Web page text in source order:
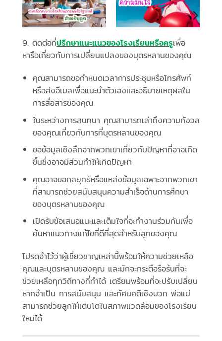
9. ติดต่อที่ปรึกษาแนะแนวของโรงเรียนหรือครูเพื่อ
หารือเกี่ยวกับการเปลี่ยนแปลงของบุตรหลานของคุณ
คุณสามารถขอกำหนดเวลาการประชุมหรือโทรศัพท์
หรือส่งอีเมลเพื่อแนะนำตัวเองและอธิบายเหตุผลใน
การสื่อสารของคุณ
ในระหว่างการสนทนา คุณสามารถเล่าถึงความกังวล
ของคุณเกี่ยวกับการที่บุตรหลานของคุณ
ขอข้อมูลเชิงลึกจากพวกเขาเกี่ยวกับปัญหาที่อาจเกิด
ขึ้นซึ่งอาจมีส่วนทำให้เกิดปัญหา
คุณอาจขอกลยุทธ์หรือแหล่งข้อมูลเฉพาะจากพวกเขา
ที่สามารถช่วยสนับสนุนความสำเร็จด้านการศึกษา
ของบุตรหลานของคุณ
เปิดรับข้อเสนอแนะและเต็มใจที่จะทำงานร่วมกันเพื่อ
ค้นหาแนวทางแก้ไขที่ดีที่สุดสำหรับลูกของคุณ
โปรดจำไว้ว่าผู้เชี่ยวชาญเหล่านี้พร้อมให้ความช่วยเหลือ
คุณและบุตรหลานของคุณ และมักจะกระตือรือร้นที่จะ
ช่วยเหลือทุกวิถีทางที่ทำได้ เตรียมพร้อมที่จะปรับเปลี่ยน
หากจำเป็น การสนับสนุน และทัศนคติเชิงบวก พ่อแม่
สามารถช่วยลูกให้เติบโตในสภาพแวดล้อมของโรงเรียน
ใหม่ได้